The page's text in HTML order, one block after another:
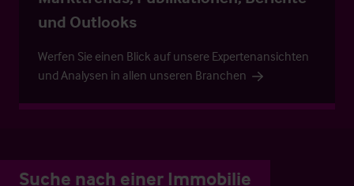
und Outlooks
Werfen Sie einen Blick auf unsere Expertenansichten
und Analysen in allen unseren Branchen
Suche nach einer Immobilie